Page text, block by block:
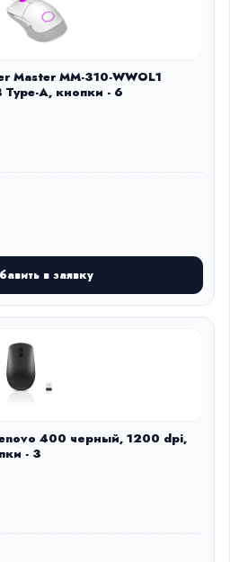
Master MM-310-WWOL1
A, кнопки - 6
в заявку
400 черный, 1200 dpi,
- 3